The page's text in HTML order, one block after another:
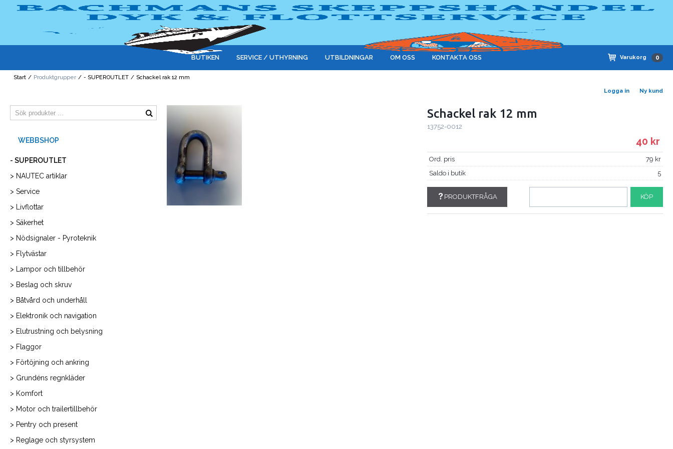
Logga in Ny kund
Varukorg 0
BUTIKEN SERVICE / UTHYRNING UTBILDNINGAR OM OSS KONTAKTA OSS
Start / Produktgrupper / - SUPEROUTLET / Schackel rak 12 mm
- SUPEROUTLET
> NAUTEC artiklar
> Service
> Livflottar
> Säkerhet
> Nödsignaler - Pyroteknik
> Flytvästar
> Lampor och tillbehör
> Beslag och skruv
> Båtvård och underhåll
> Elektronik och navigation
> Elutrustning och belysning
> Flaggor
> Förtöjning och ankring
> Grundéns regnkläder
> Komfort
> Motor och trailertillbehör
> Pentry och present
> Reglage och styrsystem
Schackel rak 12 mm
13752-0012
40
Ord. pris
79
Saldo i butik
5
PRODUKTFRÅGA KÖP